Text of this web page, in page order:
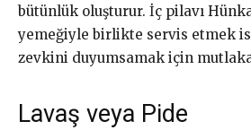
bütünlük oluşturur. İç pilavı
yemeğiyle birlikte servis etmek
zevkini duyumsamak için
Lavaş veya Pide